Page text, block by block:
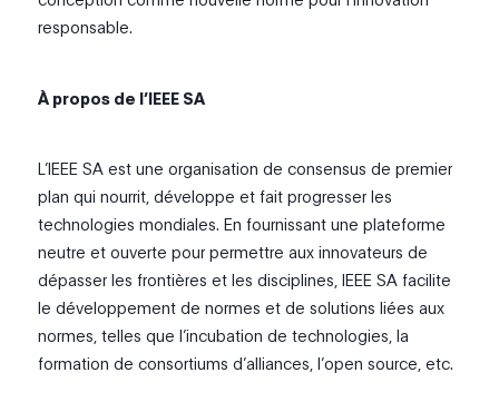
responsable.
À propos de l’IEEE SA
L’IEEE SA est une organisation de consensus de premier
plan qui nourrit, développe et fait progresser les
technologies mondiales. En fournissant une plateforme
neutre et ouverte pour permettre aux innovateurs de
dépasser les frontières et les disciplines, IEEE SA facilite
le développement de normes et de solutions liées aux
normes, telles que l’incubation de technologies, la
formation de consortiums d’alliances, l’open source, etc.